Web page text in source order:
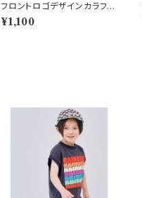
フロントロゴデザインカラフル
タイツ ピンク
¥1,100